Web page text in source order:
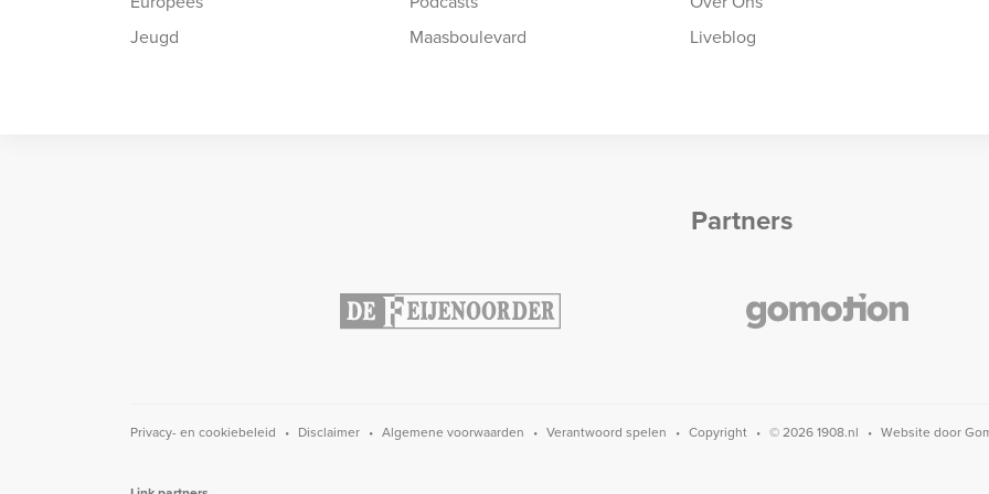
Jeugd
Maasboulevard
Liveblog
Partners
Privacy- en cookiebeleid Disclaimer Algemene voorwaarden Verantwoord spelen Copyright © 2026 1908.nl Website door